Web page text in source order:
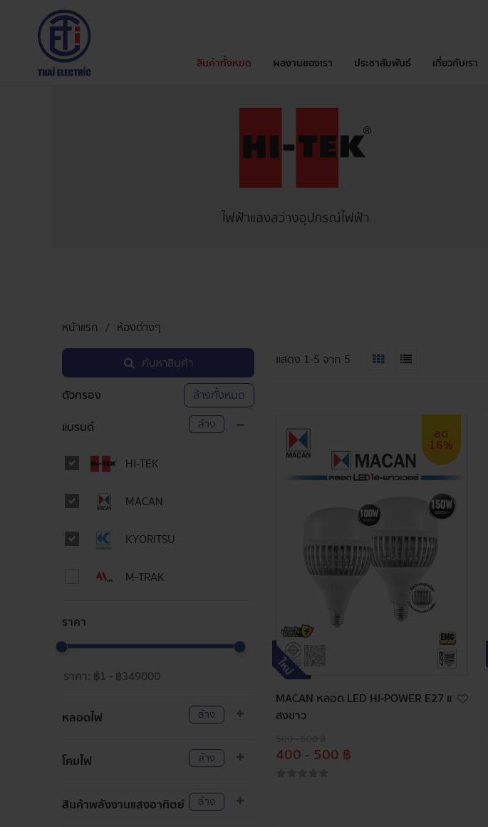
สินค้าทั้งหมด ผลงานของเรา ประชาสัมพันธ์ เกี่ยวกับเรา
หน้าแรก
ห้องต่างๆ
ค้นหาสินค้า
ตัวกรอง
ล้างทั้งหมด
แบรนด์
ล้าง
HI-TEK
MACAN
KYORITSU
M-TRAK
ราคา
หลอดไฟ ล้าง
โคมไฟ ล้าง
สินค้าพลังงานแสงอาทิตย์ ล้าง
แสดง 1-5จาก 5
ลด
16%
MACAN หลอด LED HI-POWER E27 แ
สงขาว
400 - 500 ฿